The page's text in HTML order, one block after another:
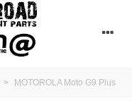
> MOTOROLA Moto G9 Plus